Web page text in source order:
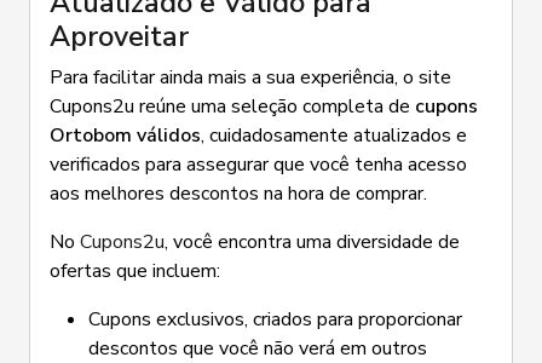
Aproveitar
Para facilitar ainda mais a sua experiência, o site
Cupons2u reúne uma seleção completa de cupons
Ortobom válidos, cuidadosamente atualizados e
verificados para assegurar que você tenha acesso
aos melhores descontos na hora de comprar.
No Cupons2u, você encontra uma diversidade de
ofertas que incluem:
Cupons exclusivos, criados para proporcionar
descontos que você não verá em outros